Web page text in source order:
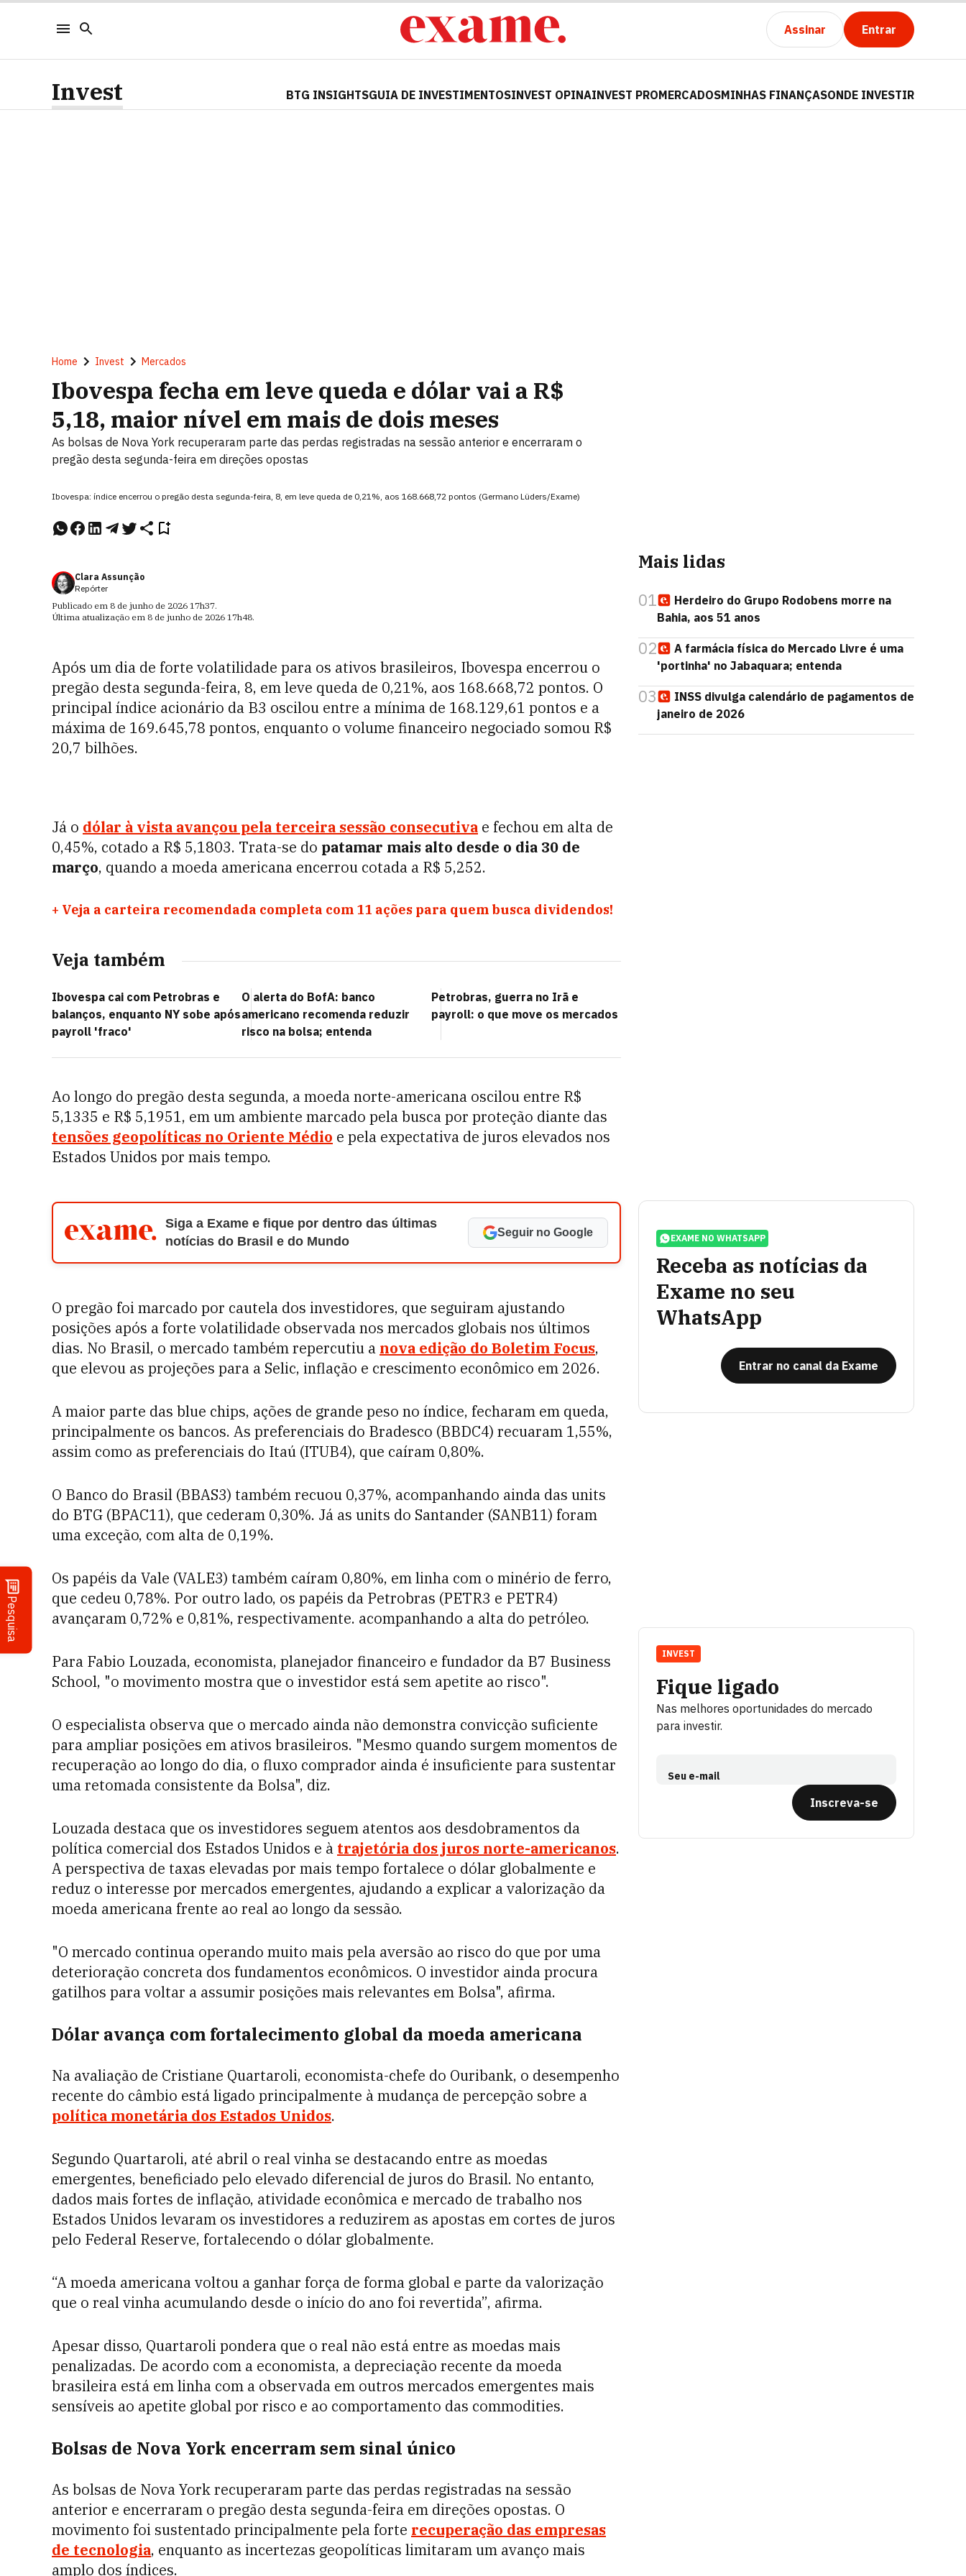
Assinar Entrar
Pesquisa
Invest BTG INSIGHTSGUIA DE INVESTIMENTOSINVEST OPINAINVEST PROMERCADOSMINHAS FINANÇASONDE INVESTIR
Home Invest Mercados
Ibovespa fecha em leve queda e dólar vai a R$
5,18, maior nível em mais de dois meses
As bolsas de Nova York recuperaram parte das perdas registradas na sessão anterior e encerraram o
pregão desta segunda-feira em direções opostas
Ibovespa: índice encerrou o pregão desta segunda-feira, 8, em leve queda de 0,21%, aos 168.668,72 pontos (Germano Lüders/Exame)
Clara Assunção
Repórter
Publicado em 8 de junho de 2026 17h37.
Última atualização em 8 de junho de 2026 17h48.
Após um dia de forte volatilidade para os ativos brasileiros, Ibovespa encerrou o
pregão desta segunda-feira, 8, em leve queda de 0,21%, aos 168.668,72 pontos. O
principal índice acionário da B3 oscilou entre a mínima de 168.129,61 pontos e a
máxima de 169.645,78 pontos, enquanto o volume financeiro negociado somou R$
20,7 bilhões.
Já o dólar à vista avançou pela terceira sessão consecutiva e fechou em alta de
0,45%, cotado a R$ 5,1803. Trata-se do patamar mais alto desde o dia 30 de
março, quando a moeda americana encerrou cotada a R$ 5,252.
+ Veja a carteira recomendada completa com 11 ações para quem busca dividendos!
Veja também
Ibovespa cai com Petrobras e
balanços, enquanto NY sobe após
payroll 'fraco'
O alerta do BofA: banco
americano recomenda reduzir
risco na bolsa; entenda
Petrobras, guerra no Irã e
payroll: o que move os mercados
Ao longo do pregão desta segunda, a moeda norte-americana oscilou entre R$
5,1335 e R$ 5,1951, em um ambiente marcado pela busca por proteção diante das
tensões geopolíticas no Oriente Médio e pela expectativa de juros elevados nos
Estados Unidos por mais tempo.
Siga a Exame e fique por dentro das últimas
notícias do Brasil e do Mundo
Seguir no Google
O pregão foi marcado por cautela dos investidores, que seguiram ajustando
posições após a forte volatilidade observada nos mercados globais nos últimos
dias. No Brasil, o mercado também repercutiu a nova edição do Boletim Focus,
que elevou as projeções para a Selic, inflação e crescimento econômico em 2026.
A maior parte das blue chips, ações de grande peso no índice, fecharam em queda,
principalmente os bancos. As preferenciais do Bradesco (BBDC4) recuaram 1,55%,
assim como as preferenciais do Itaú (ITUB4), que caíram 0,80%.
O Banco do Brasil (BBAS3) também recuou 0,37%, acompanhando ainda das units
do BTG (BPAC11), que cederam 0,30%. Já as units do Santander (SANB11) foram
uma exceção, com alta de 0,19%.
Os papéis da Vale (VALE3) também caíram 0,80%, em linha com o minério de ferro,
que cedeu 0,78%. Por outro lado, os papéis da Petrobras (PETR3 e PETR4)
avançaram 0,72% e 0,81%, respectivamente. acompanhando a alta do petróleo.
Para Fabio Louzada, economista, planejador financeiro e fundador da B7 Business
School, "o movimento mostra que o investidor está sem apetite ao risco".
O especialista observa que o mercado ainda não demonstra convicção suficiente
para ampliar posições em ativos brasileiros. "Mesmo quando surgem momentos de
recuperação ao longo do dia, o fluxo comprador ainda é insuficiente para sustentar
uma retomada consistente da Bolsa", diz.
Louzada destaca que os investidores seguem atentos aos desdobramentos da
política comercial dos Estados Unidos e à trajetória dos juros norte-americanos.
A perspectiva de taxas elevadas por mais tempo fortalece o dólar globalmente e
reduz o interesse por mercados emergentes, ajudando a explicar a valorização da
moeda americana frente ao real ao longo da sessão.
"O mercado continua operando muito mais pela aversão ao risco do que por uma
deterioração concreta dos fundamentos econômicos. O investidor ainda procura
gatilhos para voltar a assumir posições mais relevantes em Bolsa", afirma.
Dólar avança com fortalecimento global da moeda americana
Na avaliação de Cristiane Quartaroli, economista-chefe do Ouribank, o desempenho
recente do câmbio está ligado principalmente à mudança de percepção sobre a
política monetária dos Estados Unidos.
Segundo Quartaroli, até abril o real vinha se destacando entre as moedas
emergentes, beneficiado pelo elevado diferencial de juros do Brasil. No entanto,
dados mais fortes de inflação, atividade econômica e mercado de trabalho nos
Estados Unidos levaram os investidores a reduzirem as apostas em cortes de juros
pelo Federal Reserve, fortalecendo o dólar globalmente.
“A moeda americana voltou a ganhar força de forma global e parte da valorização
que o real vinha acumulando desde o início do ano foi revertida”, afirma.
Apesar disso, Quartaroli pondera que o real não está entre as moedas mais
penalizadas. De acordo com a economista, a depreciação recente da moeda
brasileira está em linha com a observada em outros mercados emergentes mais
sensíveis ao apetite global por risco e ao comportamento das commodities.
Bolsas de Nova York encerram sem sinal único
As bolsas de Nova York recuperaram parte das perdas registradas na sessão
anterior e encerraram o pregão desta segunda-feira em direções opostas. O
movimento foi sustentado principalmente pela forte recuperação das empresas
de tecnologia, enquanto as incertezas geopolíticas limitaram um avanço mais
amplo dos índices.
Mais lidas
01
Herdeiro do Grupo Rodobens morre na
Bahia, aos 51 anos
02
A farmácia física do Mercado Livre é uma
'portinha' no Jabaquara; entenda
03
INSS divulga calendário de pagamentos de
janeiro de 2026
EXAME NO WHATSAPP
Receba as notícias da
Exame no seu
WhatsApp
Entrar no canal da Exame
Fique ligado
Nas melhores oportunidades do mercado
para investir.
Seu e-mail
Inscreva-se
INVEST